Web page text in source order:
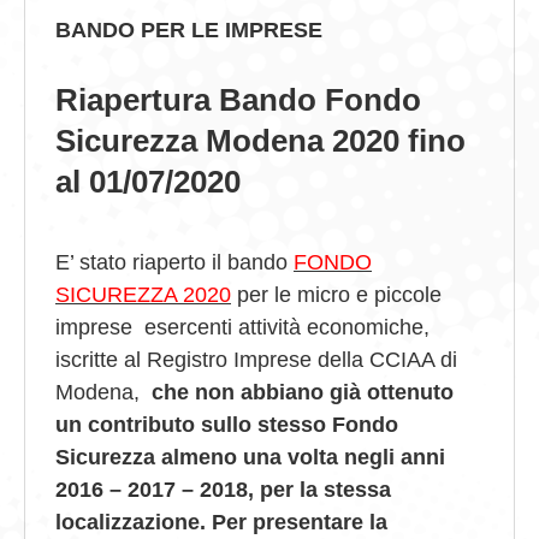
GIOVEDÌ GASTRONOMICI
COMUNICATI E NEWS
CONTATTI
BANDO PER LE IMPRESE
Riapertura Bando Fondo
Sicurezza Modena 2020 fino
al 01/07/2020
E’ stato riaperto il bando FONDO
SICUREZZA 2020 per le micro e piccole
imprese esercenti attività economiche,
iscritte al Registro Imprese della CCIAA di
Modena, che non abbiano già ottenuto
un contributo sullo stesso Fondo
Sicurezza almeno una volta negli anni
2016 – 2017 – 2018, per la stessa
localizzazione. Per presentare la